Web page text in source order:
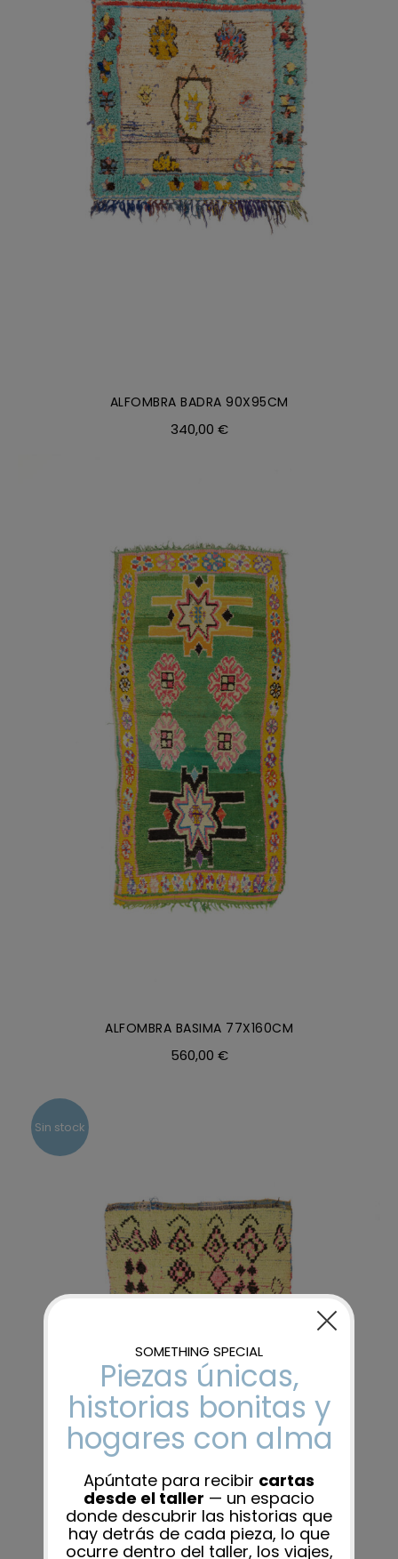
AÑADIR AL CARRITO / DETALLES
ALFOMBRA BADRA 90X95CM
340,00 €
AÑADIR AL CARRITO / DETALLES
ALFOMBRA BASIMA 77X160CM
560,00 €
Sin stock
DETALLES